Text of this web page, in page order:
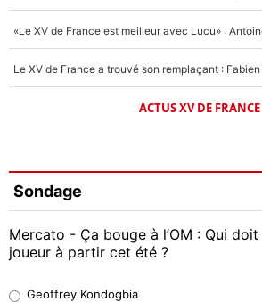
ACTUS XV DE FRANCE
Sondage
Mercato - Ça bouge à l’OM : Qui
joueur à partir cet été ?
Geoffrey Kondogbia